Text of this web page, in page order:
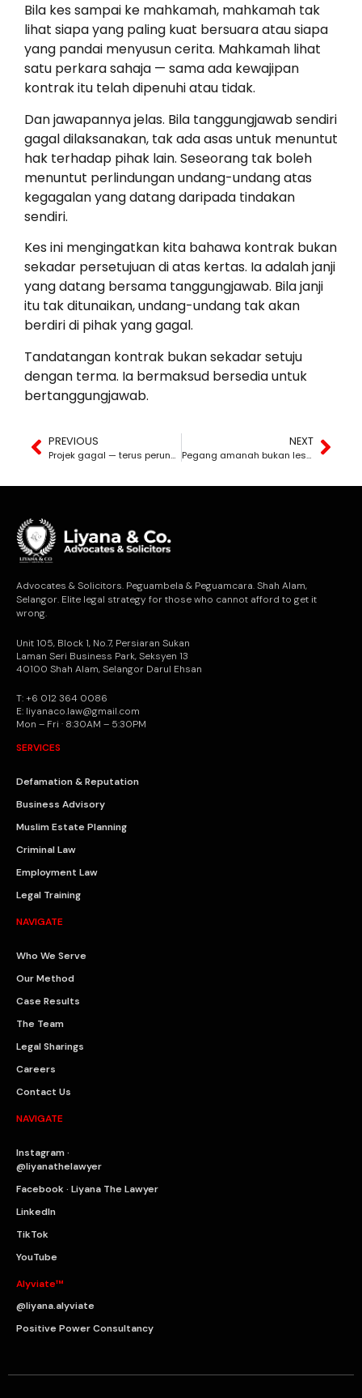
Bila kes sampai ke mahkamah, mahkamah tak
lihat siapa yang paling kuat bersuara atau siapa
yang pandai menyusun cerita. Mahkamah lihat
satu perkara sahaja — sama ada kewajipan
kontrak itu telah dipenuhi atau tidak.
Dan jawapannya jelas. Bila tanggungjawab sendiri
gagal dilaksanakan, tak ada asas untuk menuntut
hak terhadap pihak lain. Seseorang tak boleh
menuntut perlindungan undang-undang atas
kegagalan yang datang daripada tindakan
sendiri.
Kes ini mengingatkan kita bahawa kontrak bukan
sekadar persetujuan di atas kertas. Ia adalah janji
yang datang bersama tanggungjawab. Bila janji
itu tak ditunaikan, undang-undang tak akan
berdiri di pihak yang gagal.
Tandatangan kontrak bukan sekadar setuju
dengan terma. Ia bermaksud bersedia untuk
bertanggungjawab.
PREVIOUS
Projek gagal — terus perunding yang dipersalahkan?
NEXT
Pegang amanah bukan lesen guna duit sesuka hati.
Advocates & Solicitors. Peguambela & Peguamcara. Shah Alam,
Selangor. Elite legal strategy for those who cannot afford to get it
wrong.
Unit 105, Block 1, No.7, Persiaran Sukan
Laman Seri Business Park, Seksyen 13
40100 Shah Alam, Selangor Darul Ehsan
T: +6 012 364 0086
E: liyanaco.law@gmail.com
Mon – Fri · 8:30AM – 5:30PM
SERVICES
Defamation & Reputation
Business Advisory
Muslim Estate Planning
Criminal Law
Employment Law
Legal Training
NAVIGATE
Who We Serve
Our Method
Case Results
The Team
Legal Sharings
Careers
Contact Us
NAVIGATE
Instagram ·
@liyanathelawyer
Facebook · Liyana The Lawyer
LinkedIn
TikTok
YouTube
Alyviate™
@liyana.alyviate
Positive Power Consultancy